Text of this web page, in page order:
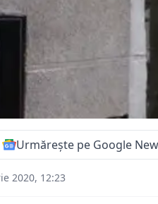
Urmărește pe Google
2020, 12:23